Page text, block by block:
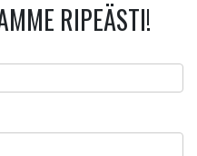
RIPEÄSTI!